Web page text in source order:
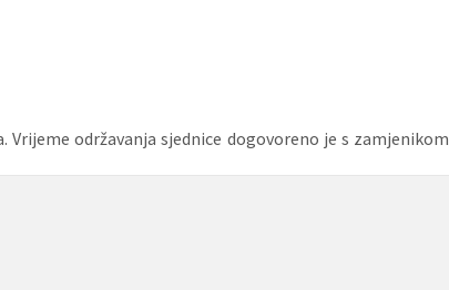
održavanja sjednice dogovoreno je s zamjenikom